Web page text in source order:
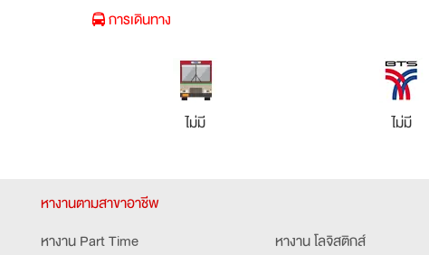
การเดินทาง
ไม่มี ไม่มี
หางานตามสาขาอาชีพ
หางาน Part Time
หางาน โลจิสติกส์